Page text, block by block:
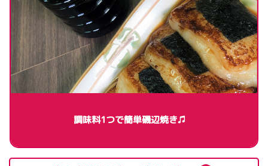
調味料1つで簡単磯辺焼き♫